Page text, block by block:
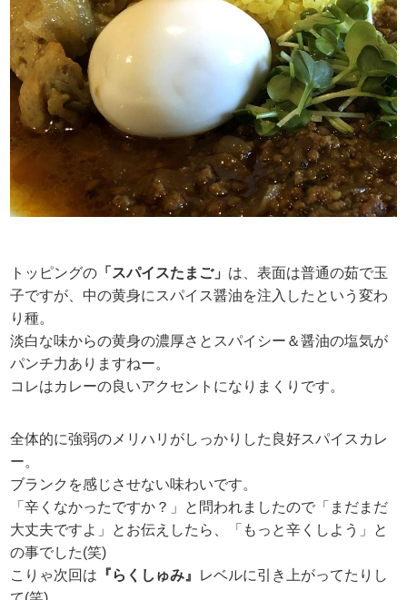
トッピングの 「スパイスたまご」 は、表面は普通の茹で玉
子ですが、中の黄身にスパイス醤油を注入したという変わ
り種。
淡白な味からの黄身の濃厚さとスパイシー＆醤油の塩気が
パンチ力ありますねー。
コレはカレーの良いアクセントになりまくりです。
全体的に強弱のメリハリがしっかりした良好スパイスカレ
ー。
ブランクを感じさせない味わいです。
「辛くなかったですか？」と問われましたので「まだまだ
大丈夫ですよ」とお伝えしたら、「もっと辛くしよう」と
の事でした(笑)
こりゃ次回は 『らくしゅみ』
レベルに引き上がってたりし